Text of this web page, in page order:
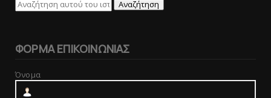
ΦΟΡΜΑ ΕΠΙΚΟΙΝΩΝΙΑΣ
Όνομα